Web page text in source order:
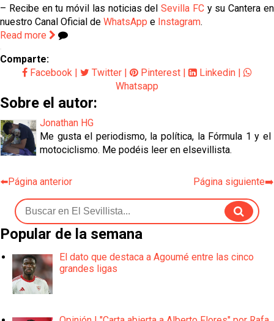
– Recibe en tu móvil las noticias delSevilla FCy su Cantera en
nuestro Canal Oficial de WhatsApp e Instagram.
Read more
Comparte:
Facebook
Twitter Pinterest Linkedin
Whatsapp
Sobre el autor:
Jonathan HG
Me gusta el periodismo, la política, la Fórmula 1 y el
motociclismo. Me podéis leer en elsevillista.
⬅️Página anterior Página siguiente➡️
Popular de la semana
El dato que destaca a Agoumé entre las cinco
grandes ligas